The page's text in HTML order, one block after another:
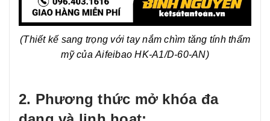
(Thiết kế sang trọng với tay nắm chìm tăng tính thẩm
mỹ của Aifeibao HK-A1/D-60-AN)
2. Phương thức mở khóa đa